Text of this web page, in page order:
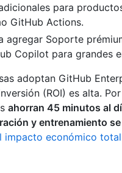
para
GitHub Actions.
agregar Soporte
Copilot para grandes
adoptan GitHub
(ROI) es alta.
ahorran 45 minutos al
y entrenamiento
impacto económico